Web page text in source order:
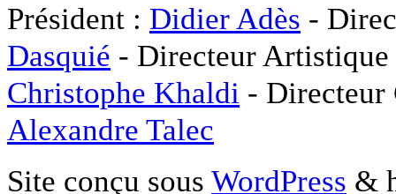
Président : Didier Adès -
Dasquié - Directeur
Christophe Khaldi -
Alexandre Talec
Site conçu sous WordPress &